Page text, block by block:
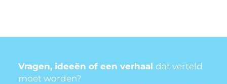
Vragen, ideeën of een verhaal dat verteld
moet worden?